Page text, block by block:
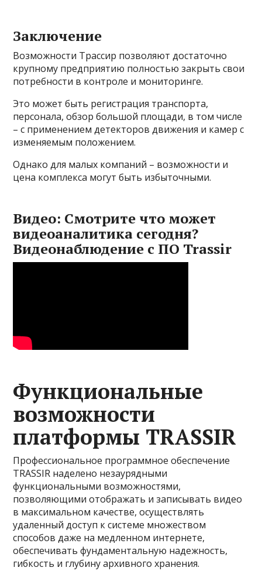
Заключение
Возможности Трассир позволяют достаточно
крупному предприятию полностью закрыть свои
потребности в контроле и мониторинге.
Это может быть регистрация транспорта,
персонала, обзор большой площади, в том числе
– с применением детекторов движения и камер с
изменяемым положением.
Однако для малых компаний – возможности и
цена комплекса могут быть избыточными.
Видео: Смотрите что может
видеоаналитика сегодня?
Видеонаблюдение с ПО Trassir
Функциональные
возможности
платформы TRASSIR
Профессиональное программное обеспечение
TRASSIR наделено незаурядными
функциональными возможностями,
позволяющими отображать и записывать видео
в максимальном качестве, осуществлять
удаленный доступ к системе множеством
способов даже на медленном интернете,
обеспечивать фундаментальную надежность,
гибкость и глубину архивного хранения.